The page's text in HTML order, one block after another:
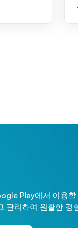
Play에서 이용할
관리하여 원활한 경